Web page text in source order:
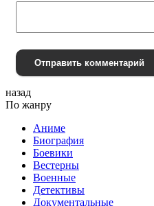
Отправить комментарий
назад
По жанру
Аниме
Биография
Боевики
Вестерны
Военные
Детективы
Документальные